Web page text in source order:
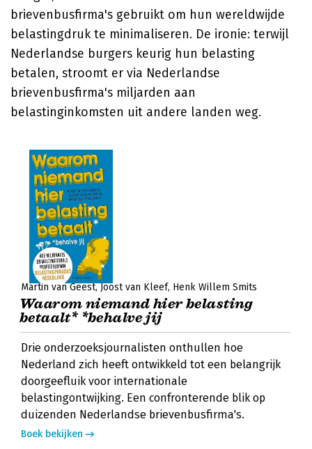
brievenbusfirma's gebruikt om hun wereldwijde
belastingdruk te minimaliseren. De ironie: terwijl
Nederlandse burgers keurig hun belasting
betalen, stroomt er via Nederlandse
brievenbusfirma's miljarden aan
belastinginkomsten uit andere landen weg.
Martin van Geest Joost van Kleef Henk Willem Smits
Waarom niemand hier belasting
betaalt* *behalve jij
Drie onderzoeksjournalisten onthullen hoe
Nederland zich heeft ontwikkeld tot een belangrijk
doorgeefluik voor internationale
belastingontwijking. Een confronterende blik op
duizenden Nederlandse brievenbusfirma's.
Boek bekijken